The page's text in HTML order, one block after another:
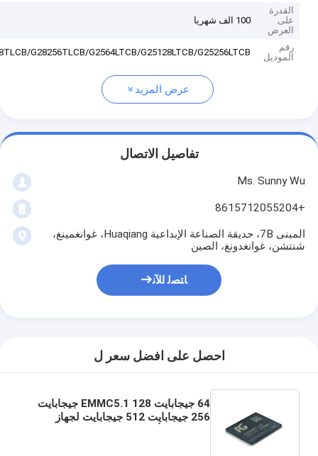
القدرة
على
العرض
100 الف شهريا
رقم
الموديل
G28256TLCB/G2564LTCB/G25128LTCB/G25256LTCB
عرض المزيد
تفاصيل الاتصال
Ms. Sunny Wu
+8615712055204
المبنى 7B، حديقة الصناعة الإبداعية Huaqiang، غوانغمينغ،
شنتشن، غوانغدونغ، الصين
ﺎﺘﺼﻟ ﺍﻶﻧ
احصل على افضل سعر ل
64 جيجابايت EMMC5.1 128 جيجابايت
256 جيجابايت 512 جيجابايت لجهاز